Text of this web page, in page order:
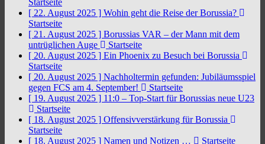
Startseite
[ 22. August 2025 ] Wohin geht die Reise der Borussia?
Startseite
[ 21. August 2025 ] Borussias VAR – der Mann mit dem
untrüglichen Auge
Startseite
[ 20. August 2025 ] Ein Phoenix zu Besuch bei Borussia
Startseite
[ 20. August 2025 ] Nachholtermin gefunden: Jubiläumsspiel
gegen FCS am 4. September!
Startseite
[ 19. August 2025 ] 11:0 – Top-Start für Borussias neue U23
Startseite
[ 18. August 2025 ] Offensivverstärkung für Borussia
Startseite
[ 18. August 2025 ] Namen und Notizen …
Startseite